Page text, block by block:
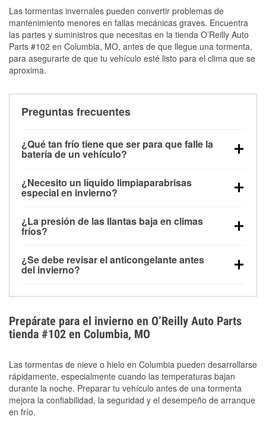
Las tormentas invernales pueden convertir problemas de
mantenimiento menores en fallas mecánicas graves. Encuentra
las partes y suministros que necesitas en la tienda O’Reilly Auto
Parts #102 en Columbia, MO, antes de que llegue una tormenta,
para asegurarte de que tu vehículo esté listo para el clima que se
aproxima.
Preguntas frecuentes
¿Qué tan frío tiene que ser para que falle la
batería de un vehículo?
debajo de los 32 °F y puede perder hasta la mitad de
su potencia de arranque cerca de los 0 °F, lo que
arranque.
¿Necesito un líquido limpiaparabrisas
especial en invierno?
la congelación y ayuda a disolver la sal y la nieve
derretida en la carretera para mejorar la visibilidad.
¿La presión de las llantas baja en climas
fríos?
alrededor de 1 PSI por cada 10 °F que baja la
temperatura. Puedes obtener más información sobre
¿Se debe revisar el anticongelante antes
del invierno?
el sobrecalentamiento en condiciones de frío
extremo. Aprende cómo comprobar la protección
anticongelante en nuestra sección How-To.
Prepárate para el invierno en O’Reilly Auto Parts
tienda #102 en Columbia, MO
Las tormentas de nieve o hielo en Columbia pueden desarrollarse
rápidamente, especialmente cuando las temperaturas bajan
durante la noche. Preparar tu vehículo antes de una tormenta
mejora la confiabilidad, la seguridad y el desempeño de arranque
en frío.